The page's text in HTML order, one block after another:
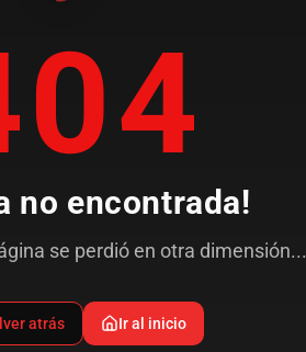
no encontrada!
se perdió en otra dimensión...
atrás Ir al inicio